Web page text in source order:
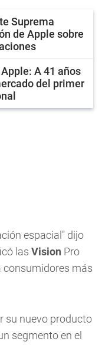
Suprema
de Apple sobre
Apple: A 41 años
del primer
espacial" dijo
las Vision Pro
consumidores más
su nuevo producto
segmento en el